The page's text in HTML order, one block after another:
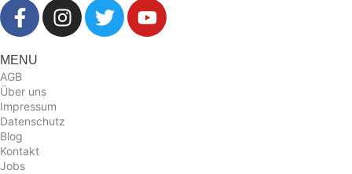
MENU
AGB
Über uns
Impressum
Datenschutz
Blog
Kontakt
Jobs